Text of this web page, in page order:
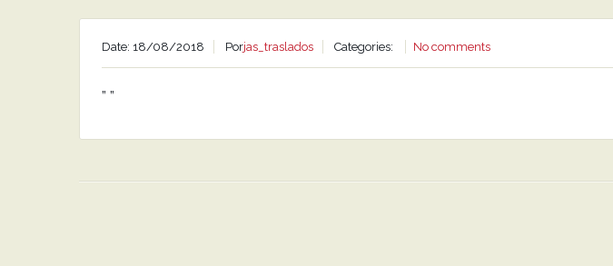
Date: 18/08/2018 Porjas_traslados Categories: No comments
” ”